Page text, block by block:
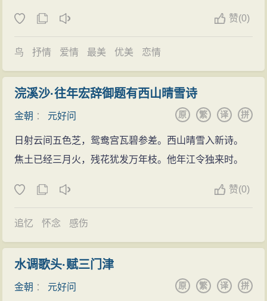
《游黄华山》：“湍声汹汹转绝壑，雪气凛凛随阴风。悬
脚倒射垂长虹。骊珠百斛供一泻，海藏翻倒愁龙公。”诗
人以大气磅礴、力度千钧的笔势，写出了黄华山瀑布的
奇观，给人以雄壮豪放的感受。此外，元好问在晚期还
写有一些题画诗，这类诗短小精炼、意境深远，往往是
《秋江晓发图》：“百转羊肠挽不前，旃车辘辘共流年。
画图羡杀扁舟好，万里清江万里天。”由诗中可以看出，
画的内容是秋江无际、扁舟晓发，但诗人只把这种画面
象，使得画图的意境和内涵都扩展了许多。
元好问留存下来的词有384首，称为《遗山乐府》。
后代研究者有不少人爱他的词，如翁方纲认为元好问的
词比陆游的词还高秀；刘熙载称元好问的词是“集两宋之
写作时的技巧原则，反对生硬晦涩，乱排典故，做学问
有着切实可行的指导意义。
词
词的创作
1、反映了多方面的社会生活
（1）丧乱词；（2）写景词；（3）爱情词
（4）其他：咏怀、吊古、送别、咏物、射猎、边塞
2、特色：元好问以苏、辛为典范，并吸取各家之
诗歌理论
元好问《论诗三十首》的诗歌理论主张
元好问《论诗三十首》的主要理论观点在于提倡“自
然”，主张情性之“真”；倡导雄劲豪放的诗风提倡性灵、神
据记载，元好问天资聪明，七岁就能写诗，被人誉
林侍读学士兼知登闻鼓院路择的赏识，路择“爱其俊爽，
通经史、淹贯百家。到元好问十七岁时，元格被罢去陵
川县令之职，但为了儿子的学习，他仍继续住在陵川，
直到元好问十九岁完成学业，才带全家离开陵川。
明昌元年（1190年）“识免乡试”，他直接到并州参加府
时，他又到长安参加府试，但这次又未中。
定襄遗山读书，故而自号“遗山山人”。两年之后，蒙古大
赞(0)
鸟 抒情 爱情 最美 优美 恋情
浣溪沙·往年宏辞御题有西山晴雪诗
金朝 ： 元好问 拼
译
繁
原
日射云间五色芝，鸳鸯宫瓦碧参差。西山晴雪入新诗。
焦土已经三月火，残花犹发万年枝。他年江令独来时。
赞(0)
追忆 怀念 感伤
水调歌头·赋三门津
金朝 ： 元好问 拼
译
繁
原